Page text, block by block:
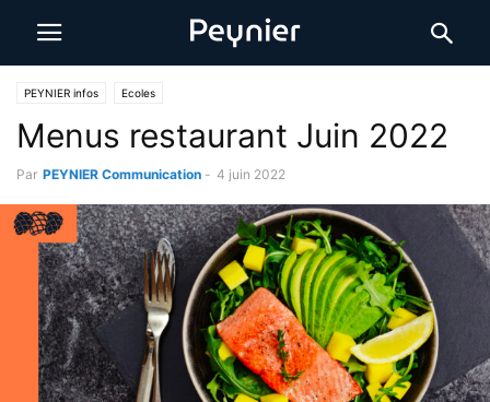
PEYNIER infos Ecoles
Menus restaurant Juin 2022
Par PEYNIER Communication - 4 juin 2022